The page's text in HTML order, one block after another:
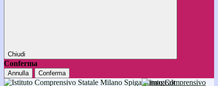
Chiudi
Conferma
Annulla Conferma
Istituto Comprensivo